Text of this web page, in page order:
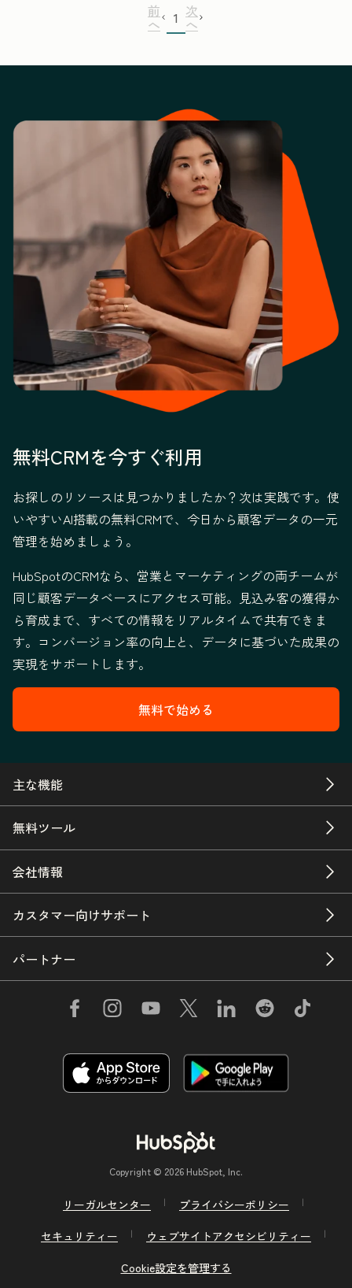
前
へ 1 次
へ
無料CRMを今すぐ利用
お探しのリソースは見つかりましたか？次は実践です。使
いやすいAI搭載の無料CRMで、今日から顧客データの一元
管理を始めましょう。
HubSpotのCRMなら、営業とマーケティングの両チームが
同じ顧客データベースにアクセス可能。見込み客の獲得か
ら育成まで、すべての情報をリアルタイムで共有できま
す。コンバージョン率の向上と、データに基づいた成果の
実現をサポートします。
無料で始める
主な機能
無料ツール
会社情報
カスタマー向けサポート
パートナー
Copyright © 2026 HubSpot, Inc.
リーガルセンター
プライバシーポリシー
セキュリティー
ウェブサイトアクセシビリティー
Cookie設定を管理する